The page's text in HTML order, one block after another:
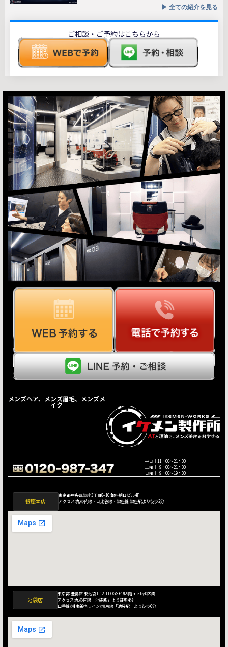
▶︎ 全ての紹介を見る
ご相談・ご予約はこちらから
メンズヘア、メンズ眉毛、メンズメ
イク
平日｜11：00〜21：00
土曜｜ 9：00〜21：00
日曜｜ 9：00〜19：00
銀座本店
東京都中央区銀座3丁目8−10 銀座朝日ビル4F
アクセス:丸の内線・日比谷線・銀座線 銀座駅より徒歩2分
池袋店
東京都 豊島区 東池袋1-12-11 OGSビル9階me byD区画
アクセス:丸の内線「池袋駅」より徒歩4分
山手線/湘南新宿ライン/埼京線「池袋駅」より徒歩6分